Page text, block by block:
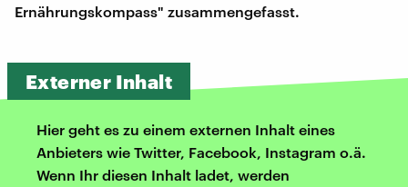
Ernährungskompass" zusammengefasst.
Externer Inhalt
Hier geht es zu einem externen Inhalt eines
Anbieters wie Twitter, Facebook, Instagram o.ä.
Wenn Ihr diesen Inhalt ladet, werden